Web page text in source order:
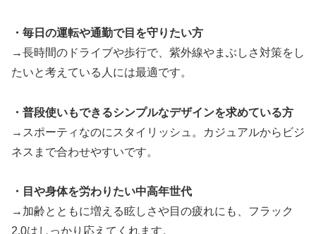
・毎日の運転や通勤で目を守りたい方
→長時間のドライブや歩行で、紫外線やまぶしさ対策をし
たいと考えている人には最適です。
・普段使いもできるシンプルなデザインを求めている方
→スポーティなのにスタイリッシュ。カジュアルからビジ
ネスまで合わせやすいです。
・目や身体を労わりたい中高年世代
→加齢とともに増える眩しさや目の疲れにも、フラック
2.0はしっかり応えてくれます。